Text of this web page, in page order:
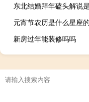
东北结婚拜年磕头解说
元宵节农历是什么星座的
新房过年能装修吗吗